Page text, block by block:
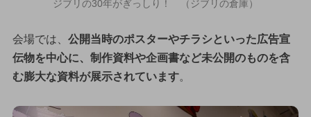
ジブリの30年がぎっしり！ （ジブリの倉庫）
会場では、 公開当時のポスターやチラシといった広告宣
伝物を中心に、制作資料や企画書など未公開のものを含
む膨大な資料が展示されています。